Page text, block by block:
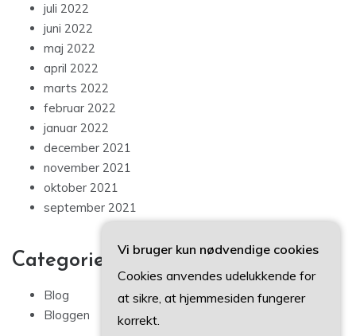
juli 2022
juni 2022
maj 2022
april 2022
marts 2022
februar 2022
januar 2022
december 2021
november 2021
oktober 2021
september 2021
Categories
Blog
Bloggen
Vi bruger kun nødvendige cookies
Cookies anvendes udelukkende for
at sikre, at hjemmesiden fungerer
korrekt.